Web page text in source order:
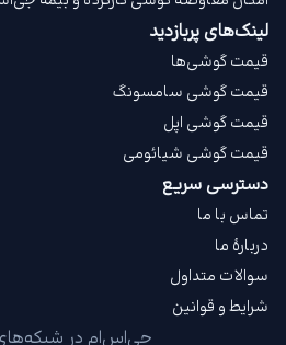
لینک‌های پربازدید
قیمت گوشی‌ها
قیمت گوشی سامسونگ
قیمت گوشی اپل
قیمت گوشی شیائومی
دسترسی سریع
تماس با ما
دربارهٔ ما
سوالات متداول
شرایط و قوانین
جی‌اس‌ام در